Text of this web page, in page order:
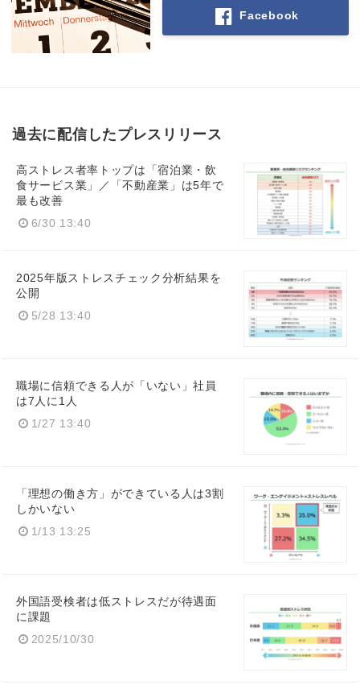
Facebook
過去に配信したプレスリリース
高ストレス者率トップは「宿泊業・飲
食サービス業」／「不動産業」は5年で
最も改善
6/30 13:40
2025年版ストレスチェック分析結果を
公開
5/28 13:40
職場に信頼できる人が「いない」社員
は7人に1人
1/27 13:40
「理想の働き方」ができている人は3割
しかいない
1/13 13:25
外国語受検者は低ストレスだが待遇面
に課題
2025/10/30